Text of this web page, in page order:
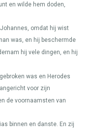
en wilde hem doden,
omdat hij wist
was, en hij beschermde
hij vele dingen, en hij
was en Herodes
voor zijn
de voornaamsten van
binnen en danste. En zij